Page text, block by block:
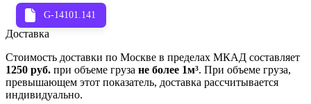
G-14101.141
Доставка
Стоимость доставки по Москве в пределах МКАД составляет
1250 руб. при объеме груза не более 1м³. При объеме груза,
превышающем этот показатель, доставка рассчитывается
индивидуально.